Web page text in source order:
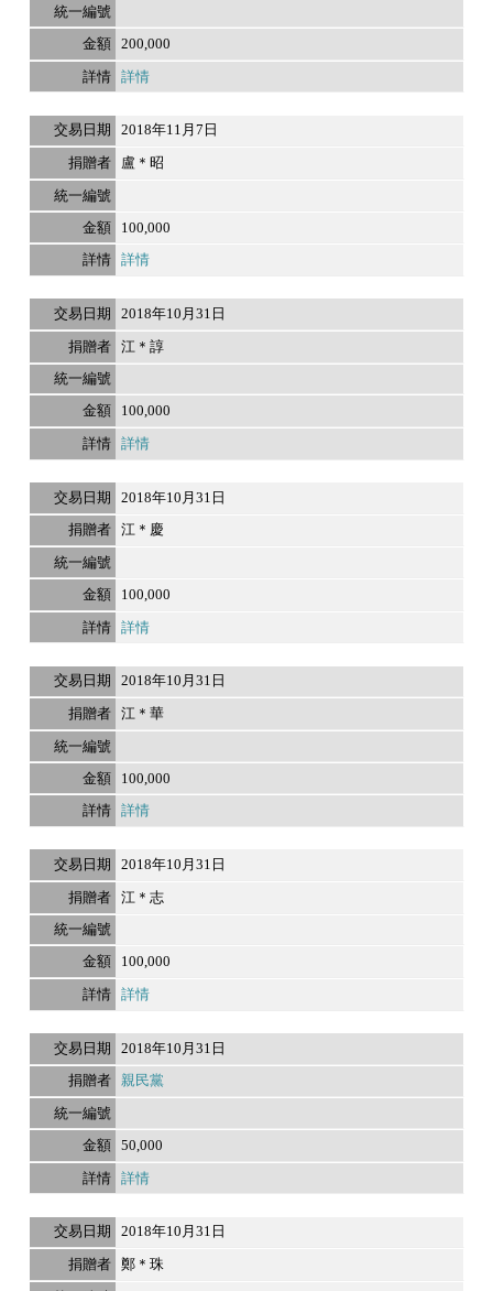
200,000
詳情
2018年11月7日
盧＊昭
100,000
詳情
2018年10月31日
江＊諄
100,000
詳情
2018年10月31日
江＊慶
100,000
詳情
2018年10月31日
江＊華
100,000
詳情
2018年10月31日
江＊志
100,000
詳情
2018年10月31日
親民黨
50,000
詳情
2018年10月31日
鄭＊珠